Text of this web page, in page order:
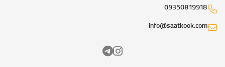
09350819918
info@saatkook.com